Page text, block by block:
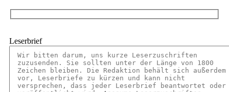
Leserbrief